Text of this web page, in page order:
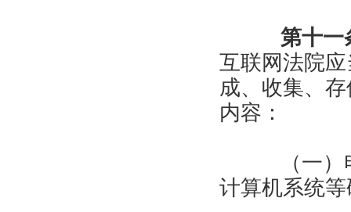
第十一
互联网法院
成、收集、
内容：
（一）电
计算机系统